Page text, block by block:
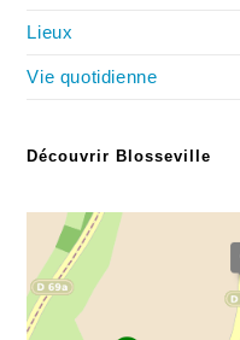
Lieux
Vie quotidienne
Découvrir Blosseville